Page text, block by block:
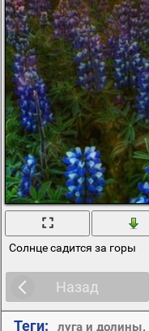
Солнце садится за горы
Назад
Теги: луга и долины,